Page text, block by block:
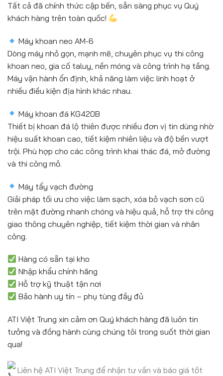
Tất cả đã chính thức cập bến, sẵn sàng phục vụ Quý
khách hàng trên toàn quốc!
Máy khoan neo AM-6
Dòng máy nhỏ gọn, mạnh mẽ, chuyên phục vụ thi công
khoan neo, gia cố taluy, nền móng và công trình hạ tầng.
Máy vận hành ổn định, khả năng làm việc linh hoạt ở
nhiều điều kiện địa hình khác nhau.
Máy khoan đá KG420B
Thiết bị khoan đá lộ thiên được nhiều đơn vị tin dùng nhờ
hiệu suất khoan cao, tiết kiệm nhiên liệu và độ bền vượt
trội. Phù hợp cho các công trình khai thác đá, mở đường
và thi công mỏ.
Máy tẩy vạch đường
Giải pháp tối ưu cho việc làm sạch, xóa bỏ vạch sơn cũ
trên mặt đường nhanh chóng và hiệu quả, hỗ trợ thi công
giao thông chuyên nghiệp, tiết kiệm thời gian và nhân
công.
Hàng có sẵn tại kho
Nhập khẩu chính hãng
Hỗ trợ kỹ thuật tận nơi
Bảo hành uy tín – phụ tùng đầy đủ
ATI Việt Trung xin cảm ơn Quý khách hàng đã luôn tin
tưởng và đồng hành cùng chúng tôi trong suốt thời gian
qua!
Liên hệ ATI Việt Trung để nhận tư vấn và báo giá tốt